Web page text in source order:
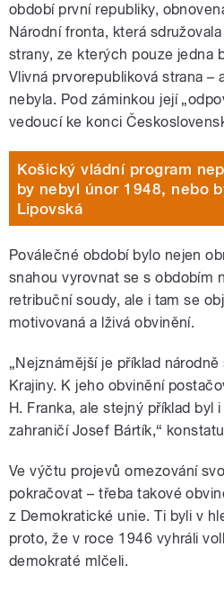
období první republiky,
Národní fronta, která
strany, ze kterých pouze jedna
Vlivná prvorepubliková strana –
nebyla. Pod záminkou její
vedoucí ke konci
Košický vládní program
by nebyl únor 1948, nebo
Lipovská
Poválečné období bylo nejen
snahou vyrovnat se s obdobím
retribuční soudy, ale i tam se
motivovaná a lživá obvinění.
„Nejznámější je příklad
Krajiny. K jeho obvinění
H. Franka, ale stejný příklad byl
zahraničí Josef Bártík,“
Ve výčtu projevů omezování
pokračovat – třeba takové
z Demokratické unie. Ti byli v
proto, že v roce 1946 vyhráli
demokraté mlčeli.